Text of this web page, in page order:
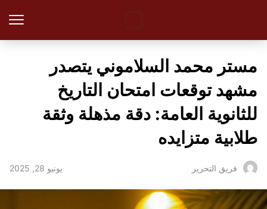
مستر محمد السلاموني يتصدر
مشهد توقعات امتحان التاريخ
للثانوية العامة: دقة مذهلة وثقة
طلابية متزايده
فريق التحرير يونيو 28, 2025